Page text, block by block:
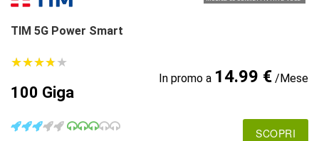
TIM 5G Power Smart
★★★★★
★★★★★
100 Giga
In promo a 14.99 €/Mese
SCOPRI